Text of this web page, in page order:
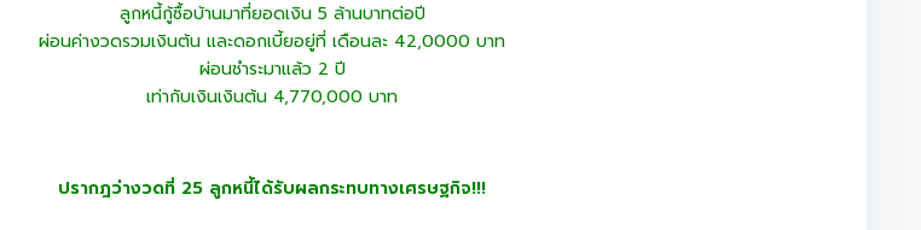
ลูกหนี้กู้ซื้อบ้านมาที่ยอดเงิน 5 ล้านบาทต่อปี
ผ่อนค่างวดรวมเงินต้น และดอกเบี้ยอยู่ที่ เดือนละ 42,0000 บาท
ผ่อนชำระมาแล้ว 2 ปี
เท่ากับเงินเงินต้น 4,770,000 บาท
ปรากฎว่างวดที่ 25 ลูกหนี้ได้รับผลกระทบทางเศรษฐกิจ!!!